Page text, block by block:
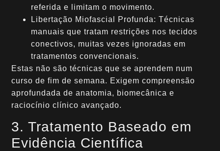
referida e limitam o movimento.
Libertação Miofascial Profunda: Técnicas
manuais que tratam restrições nos tecidos
conectivos, muitas vezes ignoradas em
tratamentos convencionais.
Estas não são técnicas que se aprendem num
curso de fim de semana. Exigem compreensão
aprofundada de anatomia, biomecânica e
raciocínio clínico avançado.
3. Tratamento Baseado em
Evidência Científica